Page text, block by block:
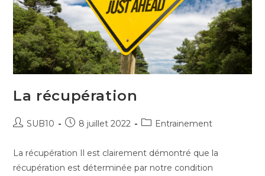
La récupération
SUB10 8 juillet 2022 Entrainement
La récupération Il est clairement démontré que la
récupération est déterminée par notre condition